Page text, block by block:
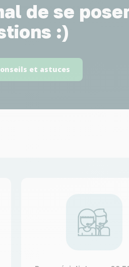
de se
:)
et astuces